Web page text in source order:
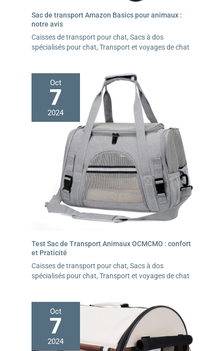
Sac de transport Amazon Basics pour animaux :
notre avis
Caisses de transport pour chat, Sacs à dos
spécialisés pour chat, Transport et voyages de chat
Oct
7
2024
Test Sac de Transport Animaux OCMCMO : confort
et Praticité
Caisses de transport pour chat, Sacs à dos
spécialisés pour chat, Transport et voyages de chat
Oct
7
2024